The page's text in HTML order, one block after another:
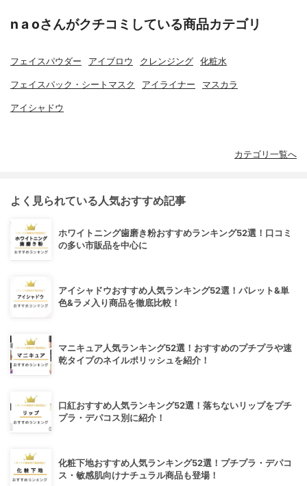
n a oさんがクチコミしている商品カテゴリ
フェイスパウダー アイブロウ クレンジング 化粧水
フェイスパック・シートマスク アイライナー マスカラ
アイシャドウ
カテゴリ一覧へ
よく見られている人気おすすめ記事
ホワイトニング歯磨き粉おすすめランキング52選！口コミ
の多い市販品を中心に
アイシャドウおすすめ人気ランキング52選！パレット&単
色&ラメ入り商品を徹底比較！
マニキュア人気ランキング52選！おすすめのプチプラや速
乾タイプのネイルポリッシュを紹介！
口紅おすすめ人気ランキング52選！落ちないリップをプチ
プラ・デパコス別に紹介！
化粧下地おすすめ人気ランキング52選！プチプラ・デパコ
ス・敏感肌向けナチュラル商品も登場！